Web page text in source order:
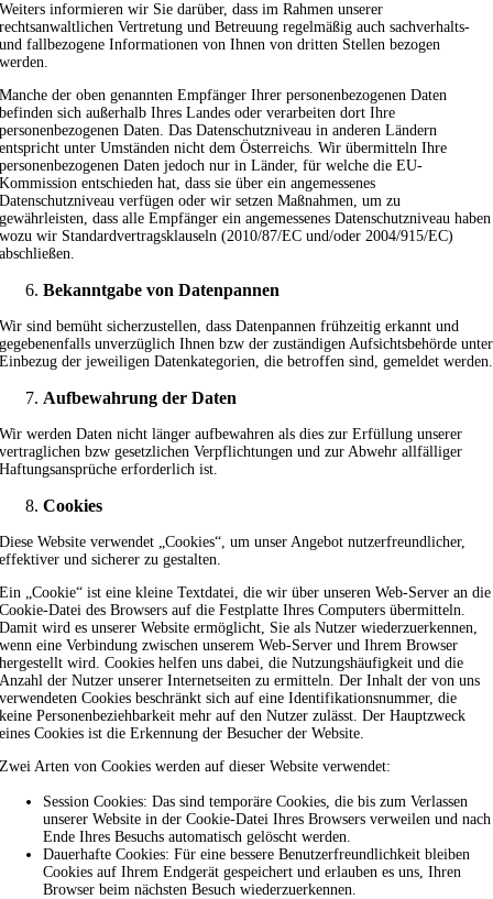
Weiters informieren wir Sie darüber, dass im Rahmen unserer
rechtsanwaltlichen Vertretung und Betreuung regelmäßig auch sachverhalts-
und fallbezogene Informationen von Ihnen von dritten Stellen bezogen
werden.
Manche der oben genannten Empfänger Ihrer personenbezogenen Daten
befinden sich außerhalb Ihres Landes oder verarbeiten dort Ihre
personenbezogenen Daten. Das Datenschutzniveau in anderen Ländern
entspricht unter Umständen nicht dem Österreichs. Wir übermitteln Ihre
personenbezogenen Daten jedoch nur in Länder, für welche die EU-
Kommission entschieden hat, dass sie über ein angemessenes
Datenschutzniveau verfügen oder wir setzen Maßnahmen, um zu
gewährleisten, dass alle Empfänger ein angemessenes Datenschutzniveau haben
wozu wir Standardvertragsklauseln (2010/87/EC und/oder 2004/915/EC)
abschließen.
Bekanntgabe von Datenpannen
Wir sind bemüht sicherzustellen, dass Datenpannen frühzeitig erkannt und
gegebenenfalls unverzüglich Ihnen bzw der zuständigen Aufsichtsbehörde unter
Einbezug der jeweiligen Datenkategorien, die betroffen sind, gemeldet werden.
Aufbewahrung der Daten
Wir werden Daten nicht länger aufbewahren als dies zur Erfüllung unserer
vertraglichen bzw gesetzlichen Verpflichtungen und zur Abwehr allfälliger
Haftungsansprüche erforderlich ist.
Cookies
Diese Website verwendet „Cookies“, um unser Angebot nutzerfreundlicher,
effektiver und sicherer zu gestalten.
Ein „Cookie“ ist eine kleine Textdatei, die wir über unseren Web-Server an die
Cookie-Datei des Browsers auf die Festplatte Ihres Computers übermitteln.
Damit wird es unserer Website ermöglicht, Sie als Nutzer wiederzuerkennen,
wenn eine Verbindung zwischen unserem Web-Server und Ihrem Browser
hergestellt wird. Cookies helfen uns dabei, die Nutzungshäufigkeit und die
Anzahl der Nutzer unserer Internetseiten zu ermitteln. Der Inhalt der von uns
verwendeten Cookies beschränkt sich auf eine Identifikationsnummer, die
keine Personenbeziehbarkeit mehr auf den Nutzer zulässt. Der Hauptzweck
eines Cookies ist die Erkennung der Besucher der Website.
Zwei Arten von Cookies werden auf dieser Website verwendet:
Session Cookies: Das sind temporäre Cookies, die bis zum Verlassen
unserer Website in der Cookie-Datei Ihres Browsers verweilen und nach
Ende Ihres Besuchs automatisch gelöscht werden.
Dauerhafte Cookies: Für eine bessere Benutzerfreundlichkeit bleiben
Cookies auf Ihrem Endgerät gespeichert und erlauben es uns, Ihren
Browser beim nächsten Besuch wiederzuerkennen.